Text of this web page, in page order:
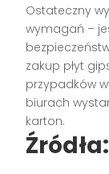
Ostateczny
wymagań –
zakup płyt
przypadków
biurach
karton.
Źródła: